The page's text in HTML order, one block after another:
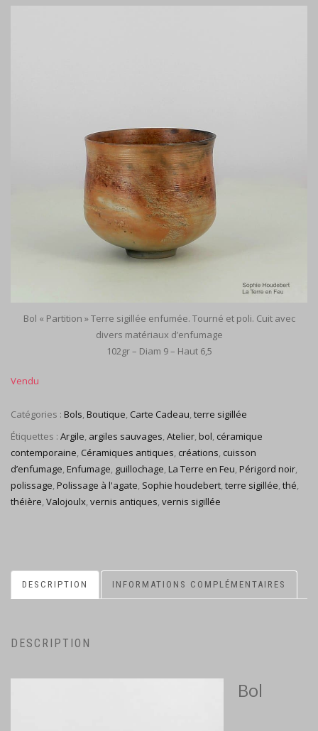
Bol « Partition » Terre sigillée enfumée. Tourné et poli. Cuit avec
divers matériaux d’enfumage
102gr – Diam 9 – Haut 6,5
Catégories : Bols,Boutique, Carte Cadeau,terre sigillée
Étiquettes : Argile, argiles sauvages,Atelier,bol, céramique
contemporaine, Céramiques antiques, créations, cuisson
d’enfumage,Enfumage, guillochage,La Terre en Feu,Périgord noir,
polissage,Polissage à l'agate, Sophie houdebert,terre sigillée,thé,
théière,Valojoulx,vernis antiques,vernis sigillée
DESCRIPTION INFORMATIONS COMPLÉMENTAIRES
DESCRIPTION
Bol